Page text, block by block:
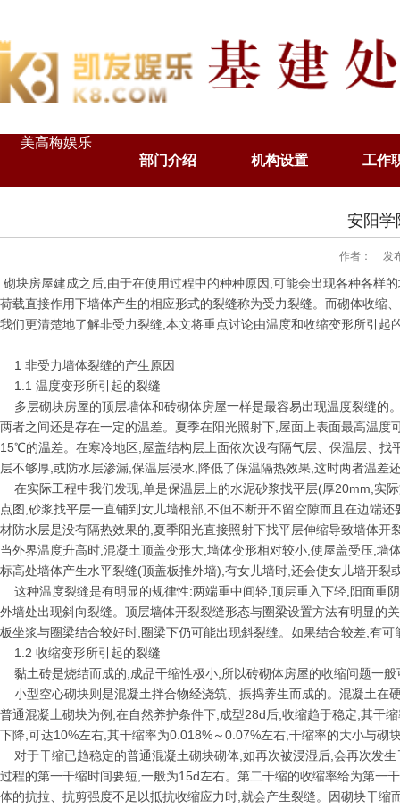
美高梅娱乐
部门介绍
机构设置 工作
安阳学
作者： 发
砌块房屋建成之后,由于在使用过程中的种种原因,可能会出现各种各样
荷载直接作用下墙体产生的相应形式的裂缝称为受力裂缝。而砌体收缩
我们更清楚地了解非受力裂缝,本文将重点讨论由温度和收缩变形所引起
1 非受力墙体裂缝的产生原因
1.1 温度变形所引起的裂缝
多层砌块房屋的顶层墙体和砖砌体房屋一样是最容易出现温度裂缝的
两者之间还是存在一定的温差。夏季在阳光照射下,屋面上表面最高
15℃的温差。在寒冷地区,屋盖结构层上面依次设有隔气层、保温层、
层不够厚,或防水层渗漏,保温层浸水,降低了保温隔热效果,这时两者温差
在实际工程中我们发现,单是保温层上的水泥砂浆找平层(厚20mm,实
点图,砂浆找平层一直铺到女儿墙根部,不但不断开不留空隙而且在边端
材防水层是没有隔热效果的,夏季阳光直接照射下找平层伸缩导致墙体
当外界温度升高时,混凝土顶盖变形大,墙体变形相对较小,使屋盖受压,
标高处墙体产生水平裂缝(顶盖板推外墙),有女儿墙时,还会使女儿墙开裂
这种温度裂缝是有明显的规律性:两端重中间轻,顶层重入下轻,阳面重
外墙处出现斜向裂缝。顶层墙体开裂裂缝形态与圈梁设置方法有明显的
板坐浆与圈梁结合较好时,圈梁下仍可能出现斜裂缝。如果结合较差,有可
1.2 收缩变形所引起的裂缝
黏土砖是烧结而成的,成品干缩性极小,所以砖砌体房屋的收缩问题一般
小型空心砌块则是混凝土拌合物经浇筑、振捣养生而成的。混凝土在
普通混凝土砌块为例,在自然养护条件下,成型28d后,收缩趋于稳定,其干
下降,可达10%左右,其干缩率为0.018%～0.07%左右,干缩率的大小与砌
对于干缩已趋稳定的普通混凝土砌块砌体,如再次被浸湿后,会再次发
过程的第一干缩时间要短,一般为15d左右。第二干缩的收缩率给为第一
体的抗拉、抗剪强度不足以抵抗收缩应力时,就会产生裂缝。因砌块干